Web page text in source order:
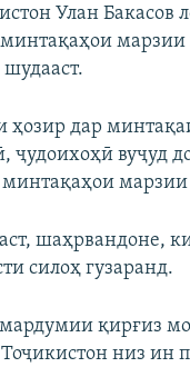
Улан Бакасов
минтақаҳои
ҳозир дар
ҷудоихоҳӣ вуҷуд
шаҳрвандоне,
силоҳ гузаранд.
қирғиз
низ ин